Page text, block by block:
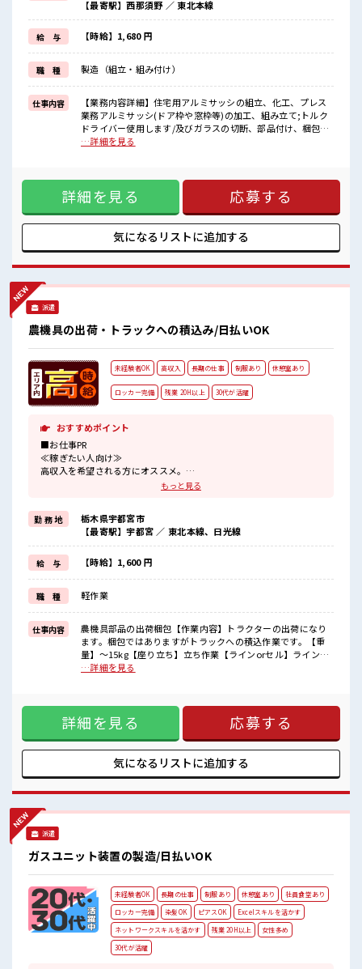
新しいことにチャレンジするのは不安だけど、
しっかり働く環境が整っています！
イチからスキルUP・ステップUP目指していきましょう！
≪自分に合った期間で働ける≫
福利厚生が整った派遣のお仕事です！
■職場の雰囲気
明るすぎたり奇抜過ぎなければヘアカラーOK！
休憩室で楽しくランチ♪
時間があれば昼寝もしちゃおう！
ロッカーあり！
稼ぎたい方は必見！
【最寄駅】西那須野 ／ 東北本線
給 与 【時給】1,680 円
職 種 製造（組立・組み付け）
仕事内容
【業務内容詳細】住宅用アルミサッシの組立、化工、プレス
業務アルミサッシ(ドア枠や窓枠等)の加工、組み立て;トルク
ドライバー使用します/及びガラスの切断、部品付け、梱包、
その他付随する業務50～60kgの製品を2人で持つ事がありま
事PR ≪残業多めでがっつり稼ぐ≫ 高収入を希望される方にオ
ススメ。 残業は月20時間以上あります♪ ≪髪色自由で自分ら
しく働く≫ 明るすぎたり奇抜でなければ基本的に自由！ (規
定有)≪未経験の方も大カンゲイ≫ 新しいことにチャレンジす
るのは不安だけど、 しっかり働く環境が整っています！ イチ
からスキルUP・ステップUP目指していきましょう！ ≪自分
す！ ■職場の雰囲気 明るすぎたり奇抜過ぎなければヘアカラ
ーOK！ 休憩室で楽しくランチ♪ 時間があれば昼寝もしちゃ
…詳細を見る
詳細を見る 応募する
気になるリストに追加する
派遣
農機具の出荷・トラックへの積込み/日払いOK
未経験者OK 高収入 長期の仕事 制服あり 休憩室あり
ロッカー完備 残業 20H以上 30代が活躍
おすすめポイント
■お仕事PR
≪稼ぎたい人向け≫
高収入を希望される方にオススメ。
残業は月20時間以上あります♪
≪未経験OKの仕事≫
新しいことにチャレンジするのは不安だけど、
しっかり働く環境が整っています！
イチからスキルUP・ステップUP目指していきましょう！
≪自分に向いている仕事が探せる≫
困った事などがあれば、
担当がしっかりサポートします！
■職場の雰囲気
休憩室で自分タイム！
のんびりスマホチェック♪
職場にはロッカー完備！
私物の置きすぎには注意が必要ですね★
もっと見る
勤 務 地
栃木県宇都宮市
【最寄駅】宇都宮 ／ 東北本線、日光線
給 与 【時給】1,600 円
職 種 軽作業
仕事内容
農機具部品の出荷梱包【作業内容】トラクターの出荷になり
ます。梱包ではありますがトラックへの積込作業です。【重
量】～15kg【座り立ち】立ち作業【ラインorセル】ライン作
業ではありません ■お仕事PR ≪稼ぎたい人向け≫ 高収入を希
しいことにチャレンジするのは不安だけど、 しっかり働く環
境が整っています！ イチからスキルUP・ステップUP目指し
ていきましょう！ ≪自分に向いている仕事が探せる≫ 困った
事などがあれば、 担当がしっかりサポートします！ ■職場の
雰囲気 休憩室で自分タイム！ のんびりスマホチェック♪ 職場
にはロッカー完備！ 私物の置きすぎには注意が必要ですね★
…詳細を見る
詳細を見る 応募する
気になるリストに追加する
派遣
ガスユニット装置の製造/日払いOK
未経験者OK 長期の仕事 制服あり 休憩室あり
社員食堂あり
ロッカー完備
染髪OK ピアスOK
Excelスキルを活かす
ネットワークスキルを活かす
残業 20H以上
女性多め
30代が活躍